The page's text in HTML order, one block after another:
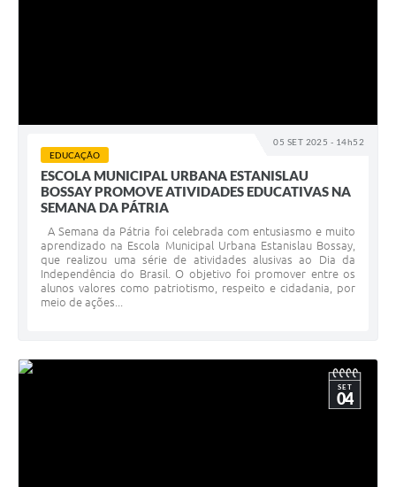
05 SET 2025 - 14h52
EDUCAÇÃO
ESCOLA MUNICIPAL URBANA ESTANISLAU
BOSSAY PROMOVE ATIVIDADES EDUCATIVAS NA
SEMANA DA PÁTRIA
A Semana da Pátria foi celebrada com entusiasmo e muito
aprendizado na Escola Municipal Urbana Estanislau Bossay,
que realizou uma série de atividades alusivas ao Dia da
Independência do Brasil. O objetivo foi promover entre os
alunos valores como patriotismo, respeito e cidadania, por
meio de ações...
SET
04